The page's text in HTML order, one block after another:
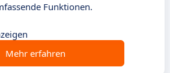
Funktionen.
Mehr erfahren